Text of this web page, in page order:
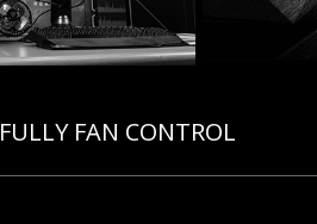
FULLY FAN CONTROL